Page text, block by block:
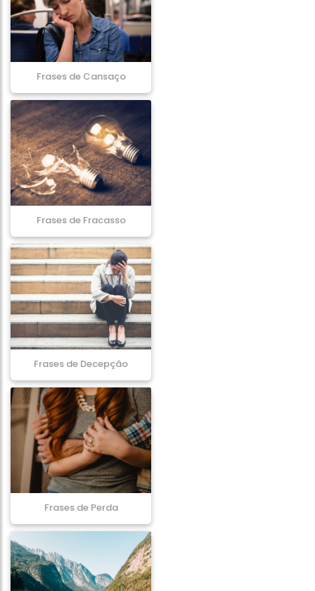
Frases de Cansaço
Frases de Fracasso
Frases de Decepção
Frases de Perda